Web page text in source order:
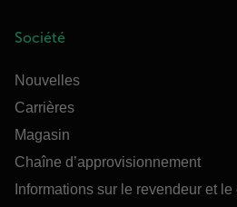
Société
Nouvelles
Carrières
Magasin
Chaîne d’approvisionnement
Informations sur le revendeur et le